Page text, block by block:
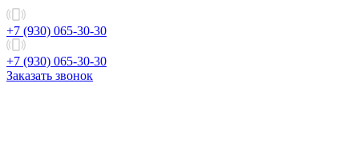
+7 (930) 065-30-30
+7 (930) 065-30-30
Заказать звонок